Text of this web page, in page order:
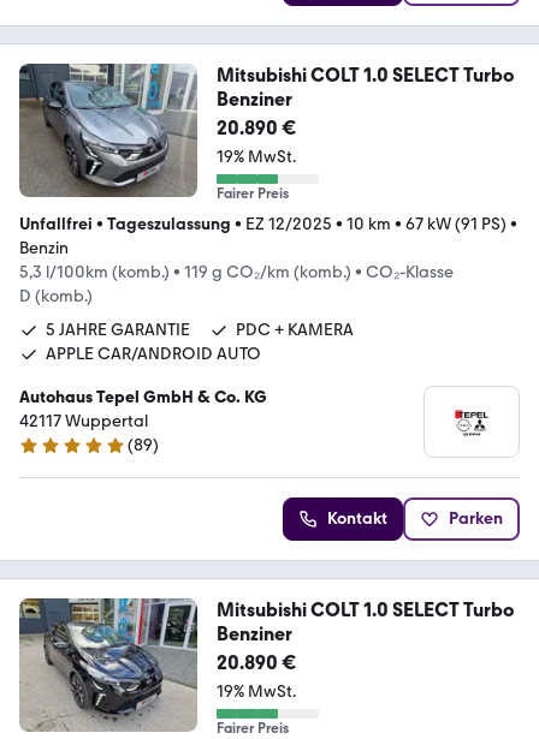
Mitsubishi COLT 1.0 SELECT Turbo
Benziner
20.890 €
19% MwSt.
Fairer Preis
Unfallfrei • Tageszulassung • EZ 12/2025 • 10 km • 67 kW (91 PS) •
Benzin
5,3 l/100km (komb.) • 119 g CO₂/km (komb.) • CO₂-Klasse
D (komb.)
5 JAHRE GARANTIE
PDC + KAMERA
APPLE CAR/ANDROID AUTO
Autohaus Tepel GmbH & Co. KG
42117 Wuppertal
4.8 Sterne
(89)
Kontakt Parken
Mitsubishi COLT 1.0 SELECT Turbo
Benziner
20.890 €
19% MwSt.
Fairer Preis